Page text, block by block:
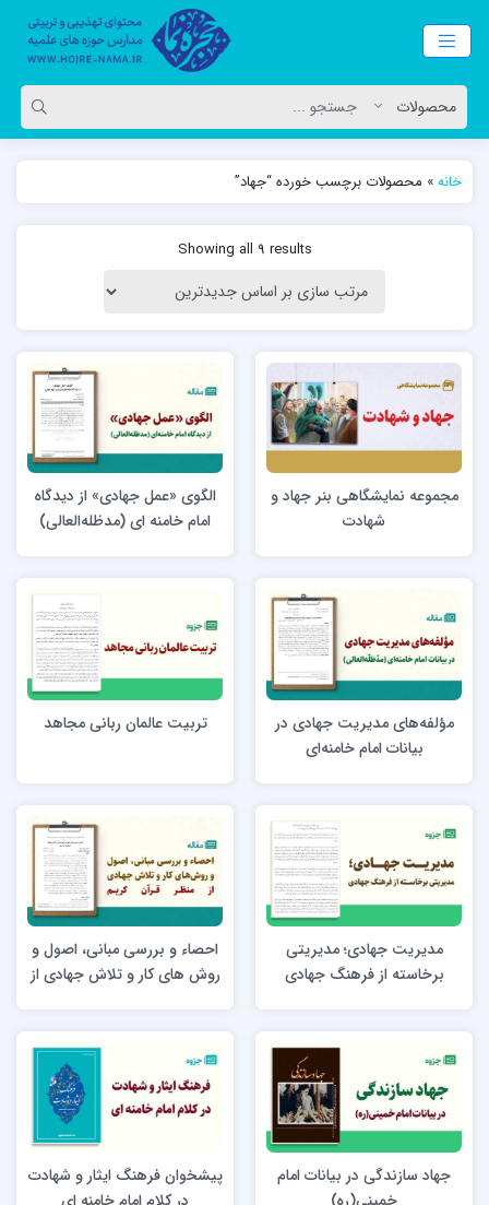
خانه» محصولات برچسب خورده “جهاد‎”
Showing all 9 results
مجموعه نمایشگاهی بنر جهاد و
شهادت
الگوی «عمل جهادی» از دیدگاه
امام خامنه ای (مدظله‌العالی)
مؤلفه‌های مدیریت جهادی در
بیانات امام خامنه‌ای
تربیت عالمان ربانی مجاهد
مدیریت جهادی؛ مدیریتی
برخاسته از فرهنگ جهادی
احصاء و بررسی مبانی، اصول و
روش های کار و تلاش جهادی از
جهاد سازندگی در بیانات امام
پیشخوان فرهنگ ایثار و شهادت